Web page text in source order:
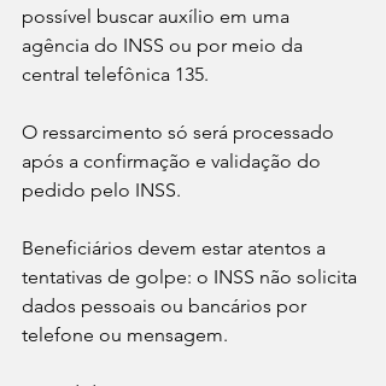
possível buscar auxílio em uma
agência do INSS ou por meio da
central telefônica 135.
O ressarcimento só será processado
após a confirmação e validação do
pedido pelo INSS.
Beneficiários devem estar atentos a
tentativas de golpe: o INSS não solicita
dados pessoais ou bancários por
telefone ou mensagem.